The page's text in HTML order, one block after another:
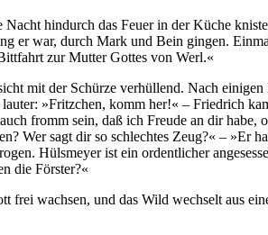
hindurch das Feuer in der Küche
er war, durch Mark und Bein gingen.
zur Mutter Gottes von Werl.«
mit der Schürze verhüllend. Nach
»Fritzchen, komm her!« – Friedrich
fromm sein, daß ich Freude an dir
Wer sagt dir so schlechtes Zeug?« – »Er
Hülsmeyer ist ein ordentlicher
die Förster?«
wachsen, und das Wild wechselt aus